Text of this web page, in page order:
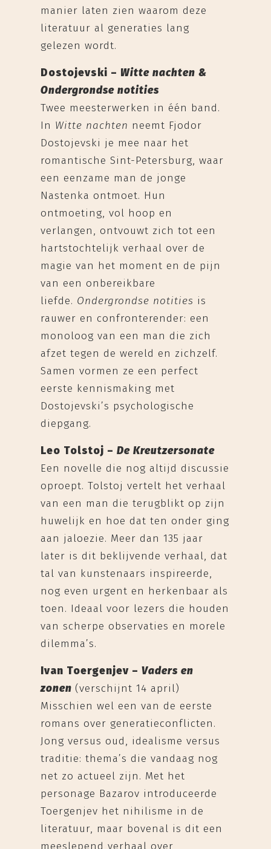
manier laten zien waarom deze
literatuur al generaties lang
gelezen wordt.
Dostojevski – Witte nachten &
Ondergrondse notities
Twee meesterwerken in één band.
In Witte nachten neemt Fjodor
Dostojevski je mee naar het
romantische Sint-Petersburg, waar
een eenzame man de jonge
Nastenka ontmoet. Hun
ontmoeting, vol hoop en
verlangen, ontvouwt zich tot een
hartstochtelijk verhaal over de
magie van het moment en de pijn
van een onbereikbare
liefde. Ondergrondse notities is
rauwer en confronterender: een
monoloog van een man die zich
afzet tegen de wereld en zichzelf.
Samen vormen ze een perfect
eerste kennismaking met
Dostojevski’s psychologische
diepgang.
Leo Tolstoj –De Kreutzersonate
Een novelle die nog altijd discussie
oproept. Tolstoj vertelt het verhaal
van een man die terugblikt op zijn
huwelijk en hoe dat ten onder ging
aan jaloezie. Meer dan 135 jaar
later is dit beklijvende verhaal, dat
tal van kunstenaars inspireerde,
nog even urgent en herkenbaar als
toen. Ideaal voor lezers die houden
van scherpe observaties en morele
dilemma’s.
Ivan Toergenjev –Vaders en
zonen (verschijnt 14 april)
Misschien wel een van de eerste
romans over generatieconflicten.
Jong versus oud, idealisme versus
traditie: thema’s die vandaag nog
net zo actueel zijn. Met het
personage Bazarov introduceerde
Toergenjev het nihilisme in de
literatuur, maar bovenal is dit een
meeslepend verhaal over